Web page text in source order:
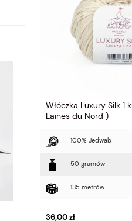
Włóczka Luxury Silk 1
Laines du Nord )
100% Jedwab
50 gramów
135 metrów
36,00 zł